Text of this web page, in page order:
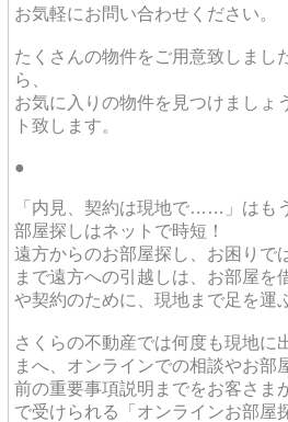
お気軽にお問い合わせください。
たくさんの物件をご用意致しまし
ら、
お気に入りの物件を見つけましょ
ト致します。
●
「内見、契約は現地で……」は
部屋探しはネットで時短！
遠方からのお部屋探し、お困り
まで遠方への引越しは、お部屋を
や契約のために、現地まで足を運
さくらの不動産では何度も現地に
まへ、オンラインでの相談やお部
前の重要事項説明までをお客さま
で受けられる「オンラインお部屋